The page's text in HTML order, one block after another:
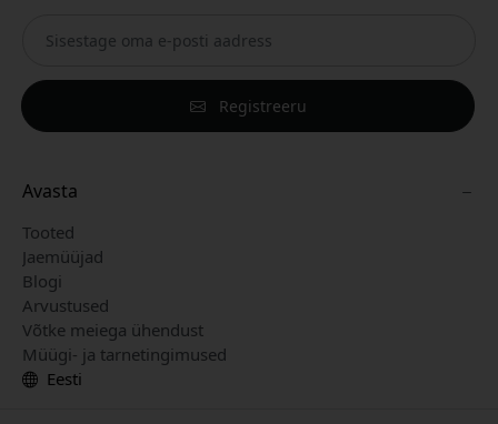
Registreeru
Avasta
Tooted
Jaemüüjad
Blogi
Arvustused
Võtke meiega ühendust
Müügi- ja tarnetingimused
Eesti